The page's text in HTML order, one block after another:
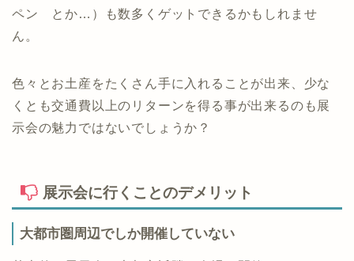
ペン とか…）も数多くゲットできるかもしれませ
ん。
色々とお土産をたくさん手に入れることが出来、少な
くとも交通費以上のリターンを得る事が出来るのも展
示会の魅力ではないでしょうか？
展示会に行くことのデメリット
大都市圏周辺でしか開催していない